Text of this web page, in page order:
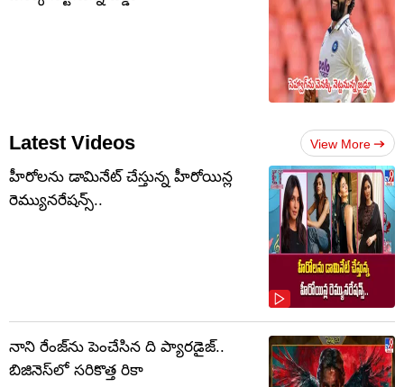
Latest Videos View More
హీరోలను డామినేట్ చేస్తున్న హీరోయిన్ల
రెమ్యునరేషన్స్..
నాని రేంజ్‌ను పెంచేసిన ది ప్యారడైజ్..
బిజినెస్‌లో సరికొత్త రికా